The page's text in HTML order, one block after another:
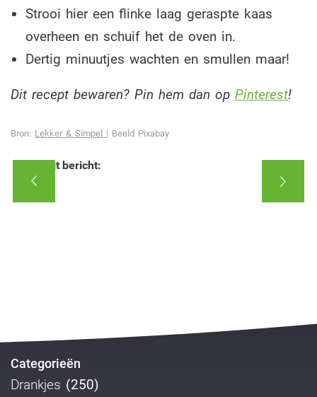
Strooi hier een flinke laag geraspte kaas
overheen en schuif het de oven in.
Dertig minuutjes wachten en smullen maar!
Dit recept bewaren? Pin hem dan op Pinterest!
Bron: Lekker & Simpel | Beeld Pixabay
Deel dit bericht:
Categorieën
Drankjes (250)